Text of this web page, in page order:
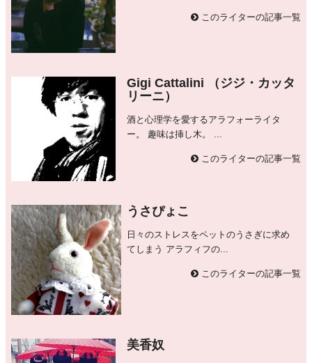
このライターの記事一覧
Gigi Cattalini （ジジ・カッタ
リーニ）
酒と心理学を愛するアラフォーライタ
ー。 趣味は挿し木。 ...
このライターの記事一覧
うさぴょこ
日々のストレスをペットのうさぎに求め
てしまう アラフィフの...
このライターの記事一覧
美香奴